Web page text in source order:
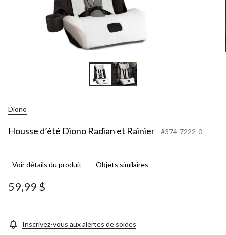
Diono
Housse d’été Diono Radian et Rainier #374-7222-0
Voir détails du produit Objets similaires
59,99 $
Inscrivez-vous aux alertes de soldes